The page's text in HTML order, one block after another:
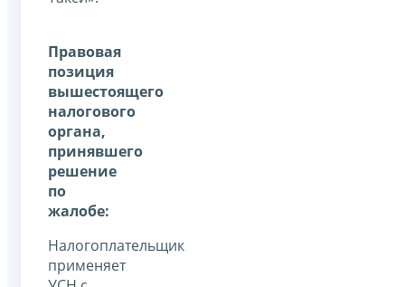
Правовая
позиция
вышестоящего
налогового
органа,
принявшего
решение
по
жалобе:
Налогоплательщик
применяет